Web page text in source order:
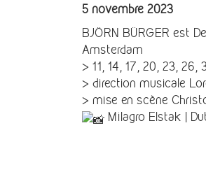
5 novembre 2023
BJÖRN BÜRGER est
Amsterdam
> 11, 14, 17, 20, 23,
> direction musicale
> mise en scène
Milagro Elstak |